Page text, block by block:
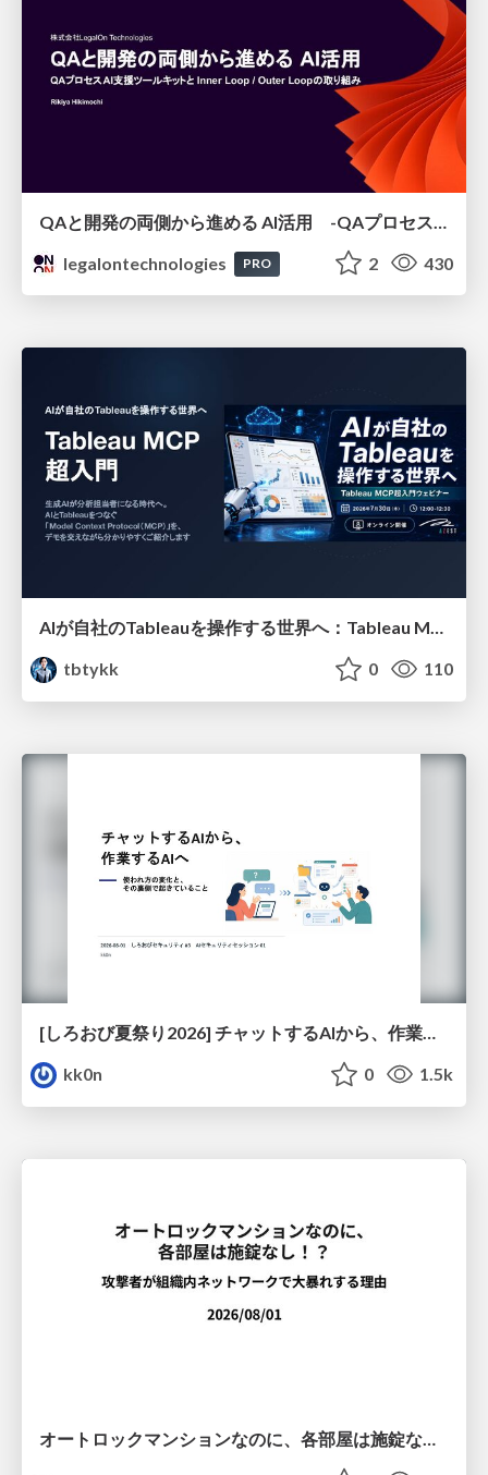
legalontechnologies
PRO 2 430
AIが自社のTableauを操作する世界へ：Tableau MCP超入門
tbtykk
0 110
[しろおび夏祭り2026] チャットするAIから、作業するAIへ - 使われ方の変化と、その裏側で起きていること
kk0n
0 1.5k